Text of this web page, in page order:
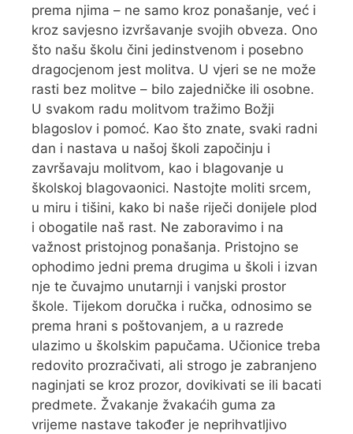
prema njima – ne samo kroz ponašanje, već i
kroz savjesno izvršavanje svojih obveza. Ono
što našu školu čini jedinstvenom i posebno
dragocjenom jest molitva. U vjeri se ne može
rasti bez molitve – bilo zajedničke ili osobne.
U svakom radu molitvom tražimo Božji
blagoslov i pomoć. Kao što znate, svaki radni
dan i nastava u našoj školi započinju i
završavaju molitvom, kao i blagovanje u
školskoj blagovaonici. Nastojte moliti srcem,
u miru i tišini, kako bi naše riječi donijele plod
i obogatile naš rast. Ne zaboravimo i na
važnost pristojnog ponašanja. Pristojno se
ophodimo jedni prema drugima u školi i izvan
nje te čuvajmo unutarnji i vanjski prostor
škole. Tijekom doručka i ručka, odnosimo se
prema hrani s poštovanjem, a u razrede
ulazimo u školskim papučama. Učionice treba
redovito prozračivati, ali strogo je zabranjeno
naginjati se kroz prozor, dovikivati se ili bacati
predmete. Žvakanje žvakaćih guma za
vrijeme nastave također je neprihvatljivo